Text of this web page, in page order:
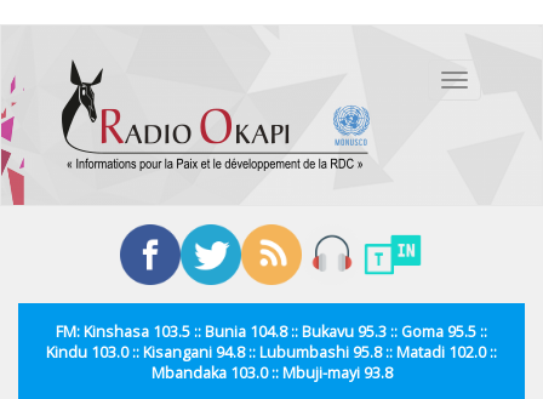
contenu
principal
Toggle
FM: Kinshasa 103.5 :: Bunia 104.8 :: Bukavu 95.3 :: Goma 95.5 ::
Kindu 103.0 :: Kisangani 94.8 :: Lubumbashi 95.8 :: Matadi 102.0 ::
Mbandaka 103.0 :: Mbuji-mayi 93.8